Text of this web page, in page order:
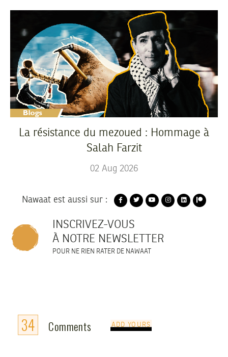
La résistance du mezoued : Hommage à
Salah Farzit
02 Aug 2026
Nawaat est aussi sur :
INSCRIVEZ-VOUS
À NOTRE NEWSLETTER
POUR NE RIEN RATER DE NAWAAT
34 Comments ADD YOURS